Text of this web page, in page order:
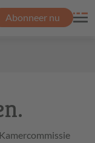
Abonneer nu